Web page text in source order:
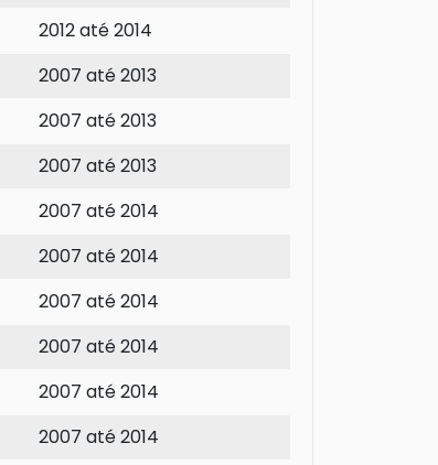
2012 até 2014
2007 até 2013
2007 até 2013
2007 até 2013
2007 até 2014
2007 até 2014
2007 até 2014
2007 até 2014
2007 até 2014
2007 até 2014